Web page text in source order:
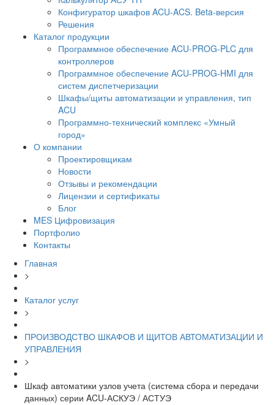
Конфигуратор шкафов ACU-ACS. Beta-версия
Решения
Каталог продукции
Программное обеспечение ACU-PROG-PLC для
контроллеров
Программное обеспечение ACU-PROG-HMI для
систем диспетчеризации
Шкафы/щиты автоматизации и управления, тип
ACU
Программно-технический комплекс «Умный
город»
О компании
Проектировщикам
Новости
Отзывы и рекомендации
Лицензии и сертификаты
Блог
MES Цифровизация
Портфолио
Контакты
Главная
>
Каталог услуг
>
ПРОИЗВОДСТВО ШКАФОВ И ЩИТОВ АВТОМАТИЗАЦИИ И
УПРАВЛЕНИЯ
>
Шкаф автоматики узлов учета (система сбора и передачи
данных) серии ACU-АСКУЭ / АСТУЭ